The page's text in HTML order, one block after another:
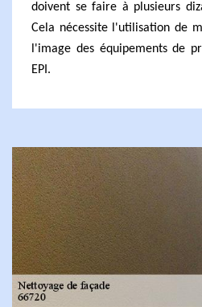
doivent se faire à plusieurs
Cela nécessite l'utilisation de
l'image des équipements de
EPI.